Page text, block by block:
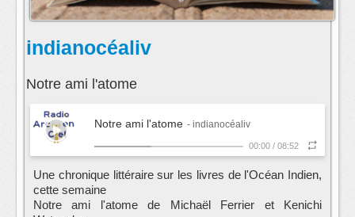
indianocéaliv
Notre ami l'atome
Notre ami l'atome - indianocéaliv
00:00 / 08:52
Une chronique littéraire sur les livres de l'Océan Indien,
cette semaine
Notre ami l'atome de Michaël Ferrier et Kenichi